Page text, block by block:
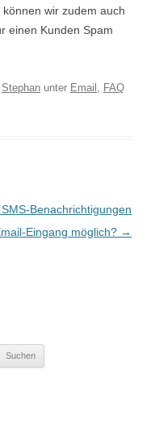
wir zudem auch
einen Kunden Spam
Stephan unter Email , FAQ
Benachrichtigungen
Eingang möglich? →